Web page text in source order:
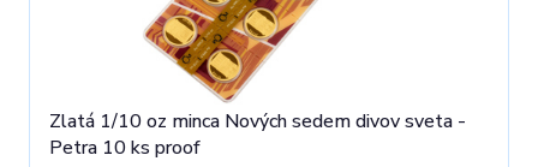
Zlatá 1/10 oz minca Nových sedem divov sveta -
Petra 10 ks proof